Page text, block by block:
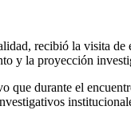
recibió la visita
y la proyección
que durante el